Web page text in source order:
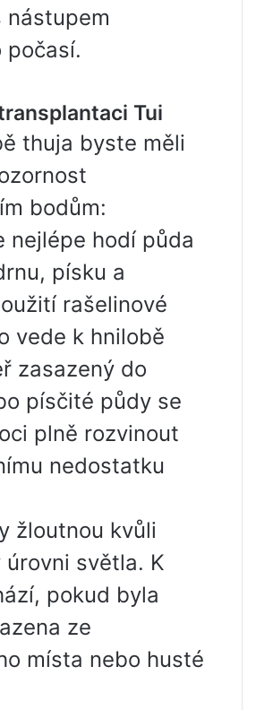
nástupem
počasí.
Tui
thuja byste měli
bodům:
nejlépe hodí půda
písku a
rašelinové
vede k hnilobě
zasazený do
písčité půdy se
plně rozvinout
nedostatku
žloutnou kvůli
úrovni světla. K
pokud byla
ze
místa nebo husté